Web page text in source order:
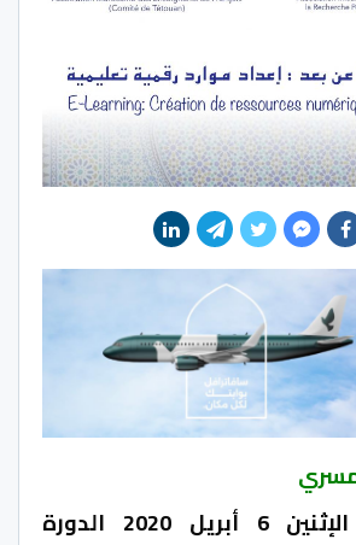
انطلقت يوم الإثنين 6 أبريل 2020 الدورة